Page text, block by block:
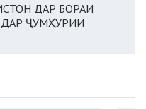
ДАР БОРАИ
ҶУМҲУРИИ